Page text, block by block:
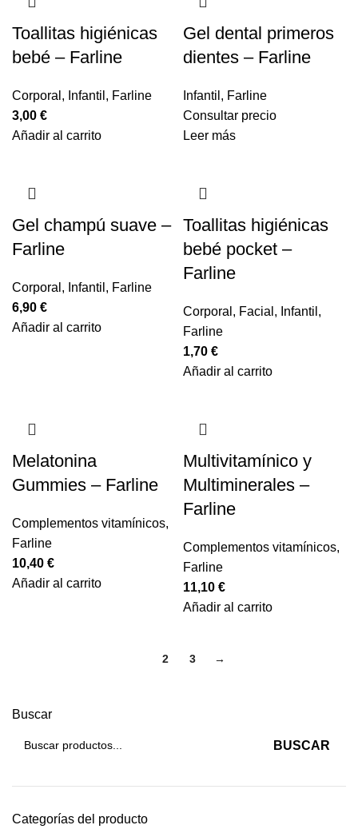
Buscar
BUSCAR
Categorías del producto
Toallitas higiénicas
bebé – Farline
Corporal , Infantil , Farline
3,00 €
Añadir al carrito
Gel dental primeros
dientes – Farline
Infantil , Farline
Consultar precio
Leer más
Gel champú suave –
Farline
Corporal , Infantil , Farline
6,90 €
Añadir al carrito
Toallitas higiénicas
bebé pocket –
Farline
Corporal , Facial , Infantil ,
Farline
1,70 €
Añadir al carrito
Melatonina
Gummies – Farline
Complementos vitamínicos,
Farline
10,40 €
Añadir al carrito
Multivitamínico y
Multiminerales –
Farline
Complementos vitamínicos,
Farline
11,10 €
Añadir al carrito
2 3 →